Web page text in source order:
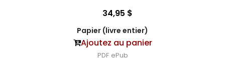
34,95 $
Papier (livre entier)
Ajoutez au panier
PDF ePub